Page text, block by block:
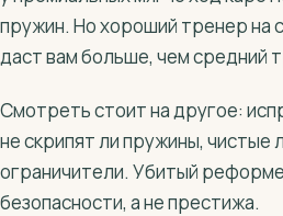
пружин. Но хороший тренер на
даст вам больше, чем средний
Смотреть стоит на другое:
не скрипят ли пружины, чистые
ограничители. Убитый
безопасности, а не престижа.